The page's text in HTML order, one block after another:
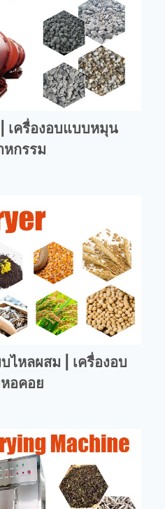
เครื่องอบแบบหมุน
หกรรม
ไหลผสม | เครื่องอบ
อคอย